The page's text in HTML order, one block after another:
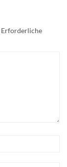
Erforderliche